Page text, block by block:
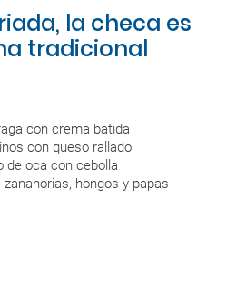
la checa es
tradicional
con crema batida
con queso rallado
de oca con cebolla
zanahorias, hongos y papas